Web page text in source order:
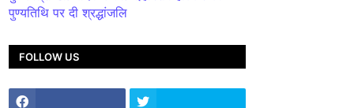
पुण्यतिथि पर दी श्रद्धांजलि
FOLLOW US